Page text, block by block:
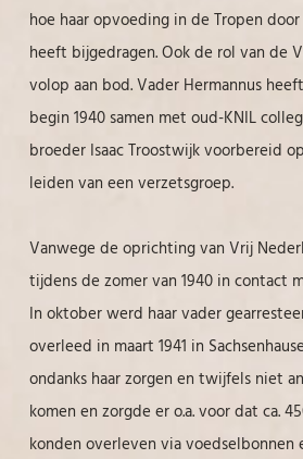
hoe haar opvoeding in de Tropen
heeft bijgedragen. Ook de rol van de
volop aan bod. Vader Hermannus
begin 1940 samen met oud-KNIL
broeder Isaac Troostwijk voorbereid
leiden van een verzetsgroep.
Vanwege de oprichting van Vrij
tijdens de zomer van 1940 in contact
In oktober werd haar vader
overleed in maart 1941 in
ondanks haar zorgen en twijfels niet
komen en zorgde er o.a. voor dat ca.
konden overleven via voedselbonnen